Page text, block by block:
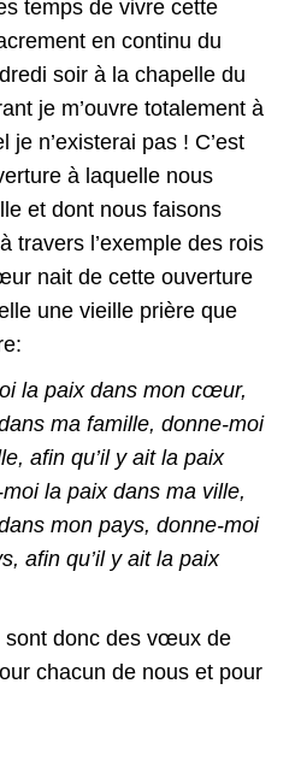
temps de vivre cette
en continu du
soir à la chapelle du
je m’ouvre totalement à
n’existerai pas ! C’est
à laquelle nous
et dont nous faisons
travers l’exemple des rois
nait de cette ouverture
une vieille prière que
la paix dans mon cœur,
ma famille, donne-moi
afin qu’il y ait la paix
la paix dans ma ville,
mon pays, donne-moi
afin qu’il y ait la paix
sont donc des vœux de
chacun de nous et pour